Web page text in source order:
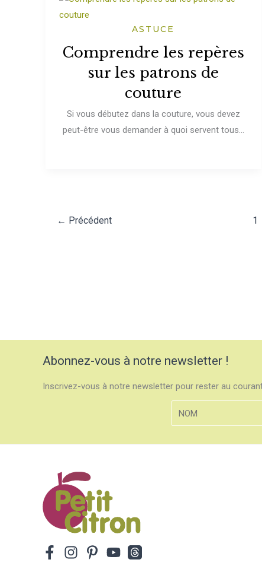
ASTUCE
Comprendre les repères
sur les patrons de
couture
Si vous débutez dans la couture, vous devez
peut-être vous demander à quoi servent tous...
← Précédent 1
Abonnez-vous à notre newsletter !
Inscrivez-vous à notre newsletter pour rester au